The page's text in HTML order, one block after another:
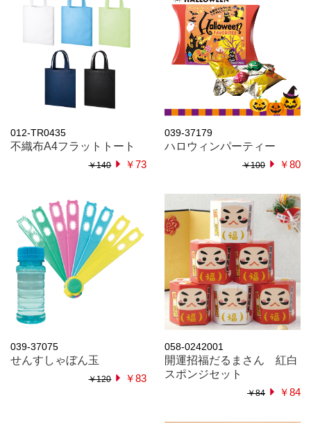
012-TR0435
不織布A4フラットトート
￥140 ￥73
039-37179
ハロウィンパーティー
￥100 ￥80
039-37075
せんすしゃぼん玉
￥120 ￥83
058-0242001
開運招福だるまさん 紅白
スポンジセット
￥84 ￥84